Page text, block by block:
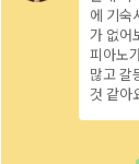
에 기숙
가 없어
피아노
많고 갈
것 같아